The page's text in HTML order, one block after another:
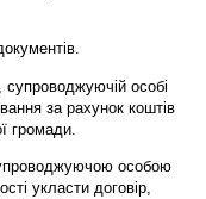
особі
за рахунок коштів
громади.
особою
укласти договір,